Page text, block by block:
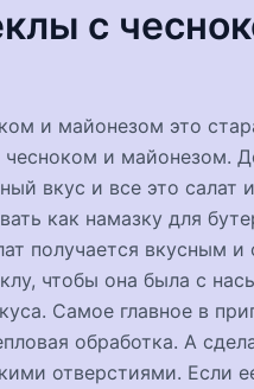
с
и майонезом это
и майонезом.
вкус и все это салат
как намазку для
получается вкусным
чтобы она была с
Самое главное в
обработка. А
отверстиями. Если